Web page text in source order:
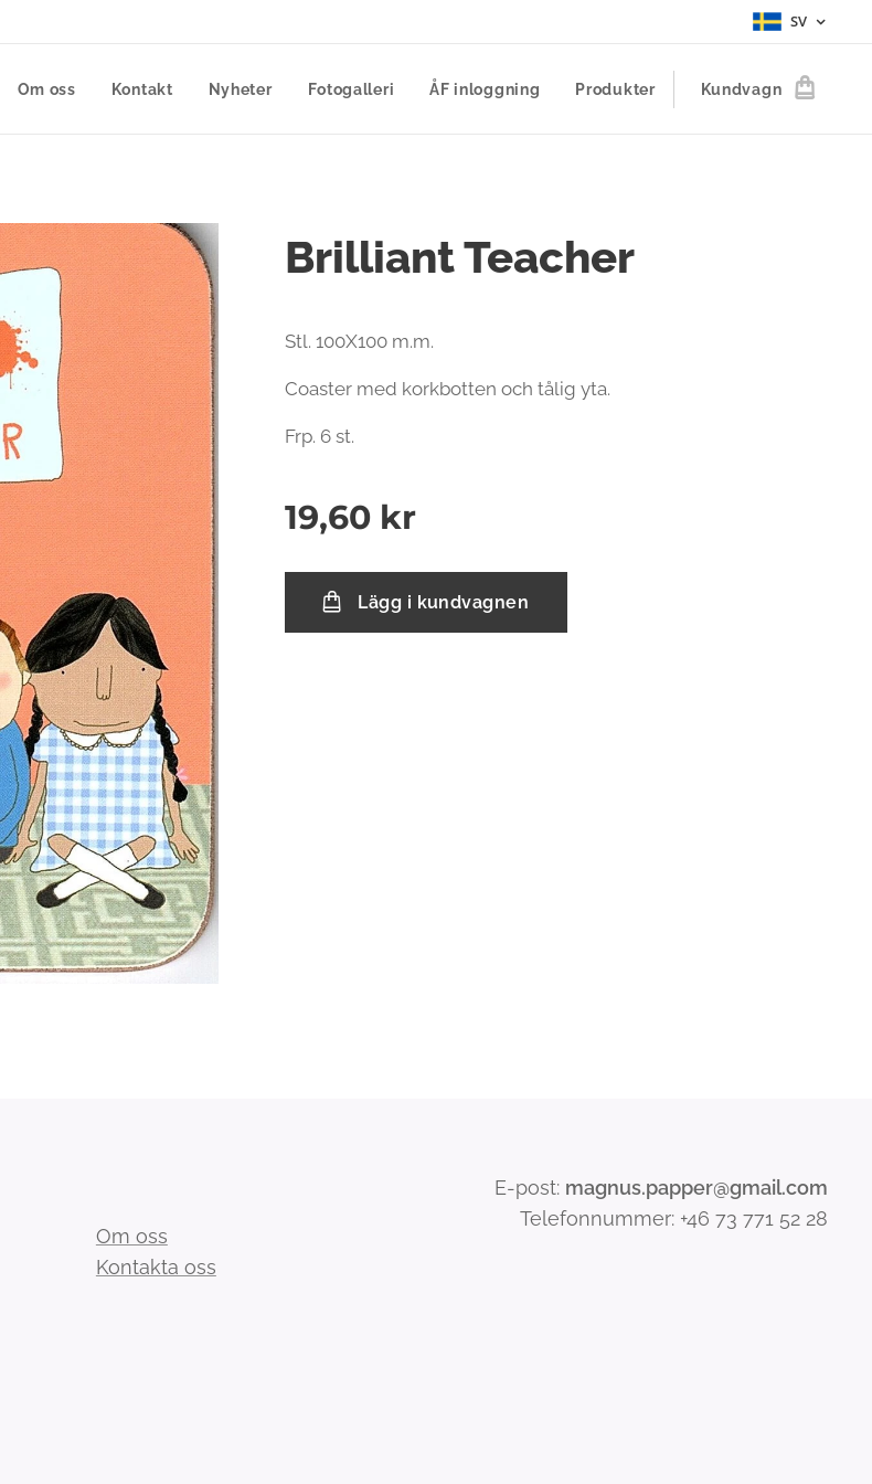
SV
Om oss Kontakt Nyheter Fotogalleri ÅF inloggning Produkter Kundvagn
Brilliant Teacher
Stl. 100X100 m.m.
Coaster med korkbotten och tålig yta.
Frp. 6 st.
19,60 kr
Lägg i kundvagnen
Om oss
Kontakta oss
E-post: magnus.papper@gmail.com
Telefonnummer: +46 73 771 52 28